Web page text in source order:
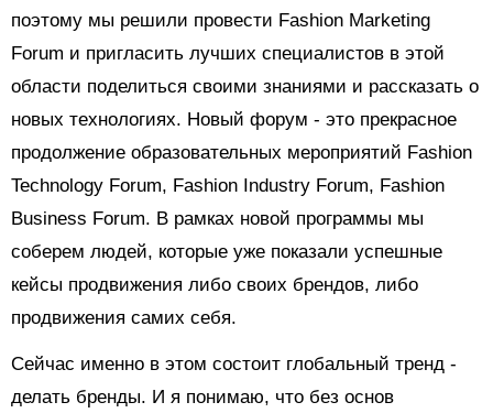
поэтому мы решили провести Fashion Marketing
Forum и пригласить лучших специалистов в этой
области поделиться своими знаниями и рассказать о
новых технологиях. Новый форум - это прекрасное
продолжение образовательных мероприятий Fashion
Technology Forum, Fashion Industry Forum, Fashion
Business Forum. В рамках новой программы мы
соберем людей, которые уже показали успешные
кейсы продвижения либо своих брендов, либо
продвижения самих себя.
Сейчас именно в этом состоит глобальный тренд -
делать бренды. И я понимаю, что без основ